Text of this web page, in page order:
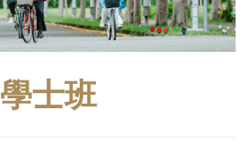
學士班